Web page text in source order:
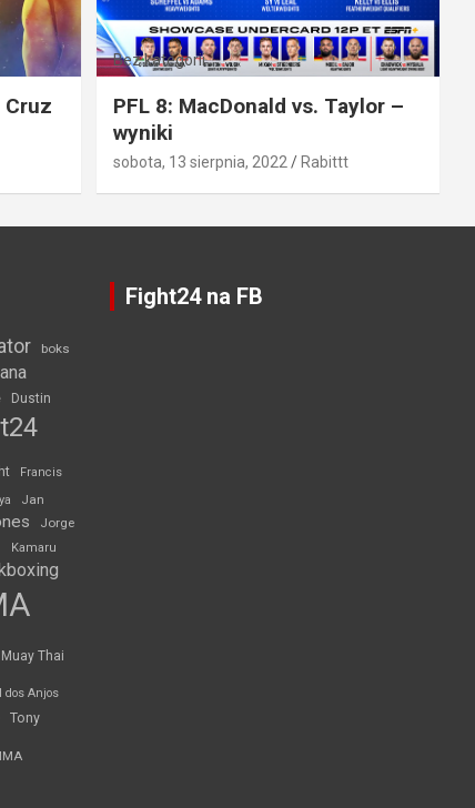
Cruz
Bez kategorii
PFL 8: MacDonald vs. Taylor –
wyniki
sobota, 13 sierpnia, 2022 Rabittt
boks
Dustin
Francis
Jan
Jorge
Kamaru
Muay Thai
dos Anjos
Tony
Fight24 na FB